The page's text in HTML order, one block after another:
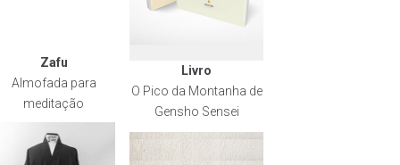
Zafu
Almofada para
meditação
Livro
O Pico da Montanha de
Gensho Sensei